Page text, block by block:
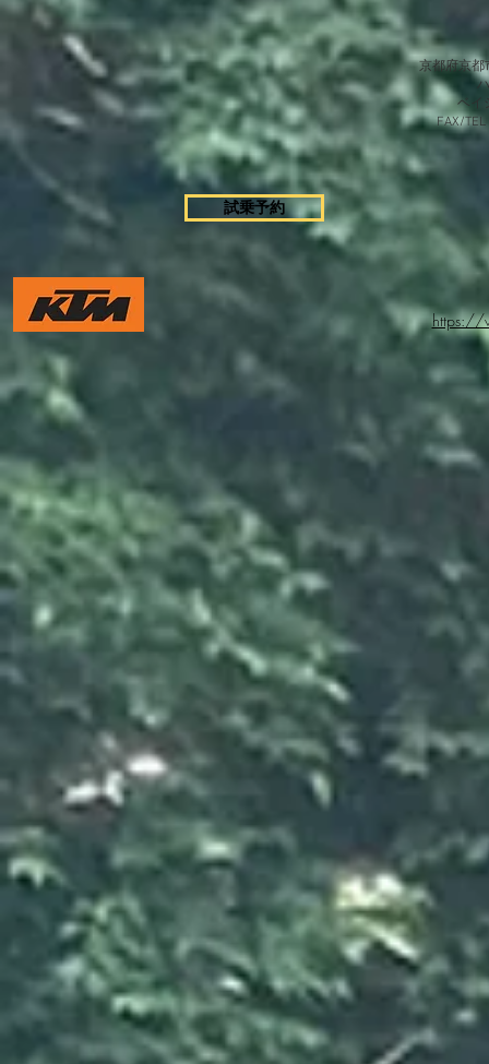
京都府京都
ベイ
FAX/TEL
試乗予約
https://